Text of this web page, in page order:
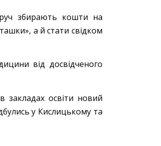
збирають кошти на
а й стати свідком
від досвідченого
закладах освіти новий
у Кислицькому та